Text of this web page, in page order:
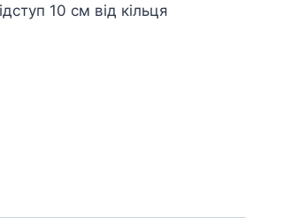
10 см від кільця